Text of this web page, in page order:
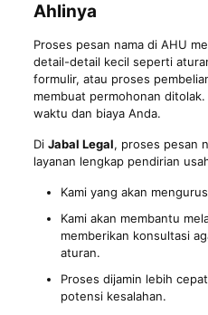
Ahlinya
Proses pesan nama di AHU
detail-detail kecil seperti
formulir, atau proses
membuat permohonan
waktu dan biaya Anda.
Di Jabal Legal, proses pesan
layanan lengkap pendirian
Kami yang akan
Kami akan membantu
memberikan konsultasi
aturan.
Proses dijamin lebih
potensi kesalahan.